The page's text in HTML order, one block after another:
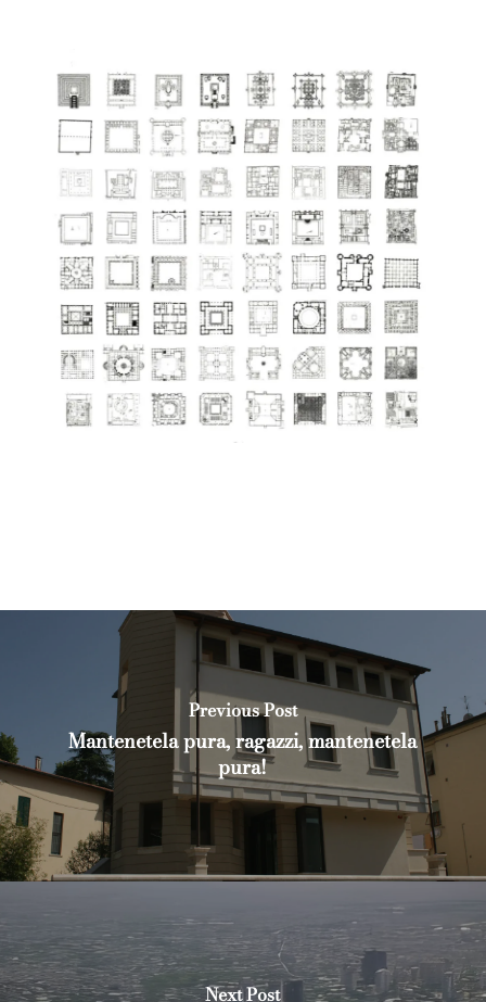
Previous Post
Mantenetela pura, ragazzi, mantenetela
pura!
Next Post